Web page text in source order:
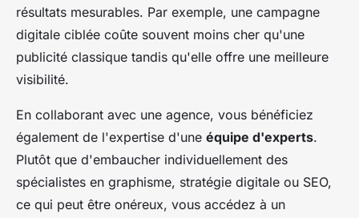
résultats mesurables. Par exemple, une campagne
digitale ciblée coûte souvent moins cher qu'une
publicité classique tandis qu'elle offre une meilleure
visibilité.
En collaborant avec une agence, vous bénéficiez
également de l'expertise d'une équipe d'experts.
Plutôt que d'embaucher individuellement des
spécialistes en graphisme, stratégie digitale ou SEO,
ce qui peut être onéreux, vous accédez à un